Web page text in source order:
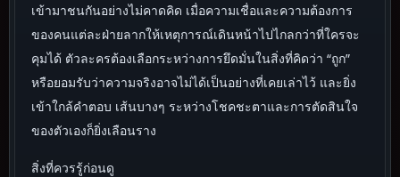
เข้ามาชนกันอย่างไม่คาดคิด เมื่อความเชื่อและความต้องการ
ของคนแต่ละฝ่ายลากให้เหตุการณ์เดินหน้าไปไกลกว่าที่ใครจะ
คุมได้ ตัวละครต้องเลือกระหว่างการยึดมั่นในสิ่งที่คิดว่า “ถูก”
หรือยอมรับว่าความจริงอาจไม่ได้เป็นอย่างที่เคยเล่าไว้ และยิ่ง
เข้าใกล้คำตอบ เส้นบางๆ ระหว่างโชคชะตาและการตัดสินใจ
ของตัวเองก็ยิ่งเลือนราง
สิ่งที่ควรรู้ก่อนดู